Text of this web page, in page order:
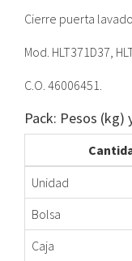
Cierre puerta
Mod. HLT371D37,
C.O. 46006451.
Pack: Pesos (kg)
Unidad
Bolsa
Caja